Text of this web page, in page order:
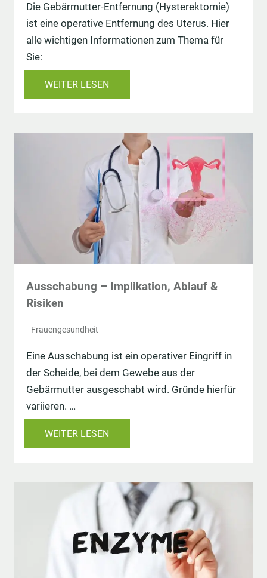
Die Gebärmutter-Entfernung (Hysterektomie)
ist eine operative Entfernung des Uterus. Hier
alle wichtigen Informationen zum Thema für
Sie:
WEITER LESEN
Ausschabung – Implikation, Ablauf &
Risiken
Frauengesundheit
Eine Ausschabung ist ein operativer Eingriff in
der Scheide, bei dem Gewebe aus der
Gebärmutter ausgeschabt wird. Gründe hierfür
variieren. …
WEITER LESEN